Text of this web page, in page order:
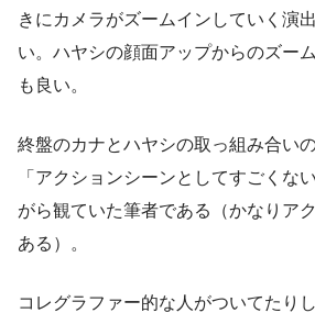
きにカメラがズームインしていく演
い。ハヤシの顔面アップからのズー
も良い。
終盤のカナとハヤシの取っ組み合い
「アクションシーンとしてすごくな
がら観ていた筆者である（かなりア
ある）。
コレグラファー的な人がついてたり